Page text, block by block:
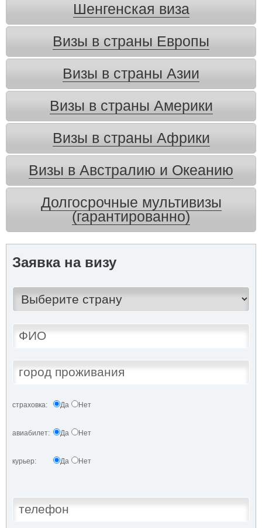
Шенгенская виза
Визы в страны Европы
Визы в страны Азии
Визы в страны Америки
Визы в страны Африки
Визы в Австралию и Океанию
Долгосрочные мультивизы
(гарантированно)
Заявка на визу
страховка: Да Нет
авиабилет: Да Нет
курьер: Да Нет